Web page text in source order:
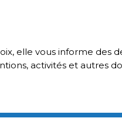
elle vous informe des
activités et autres